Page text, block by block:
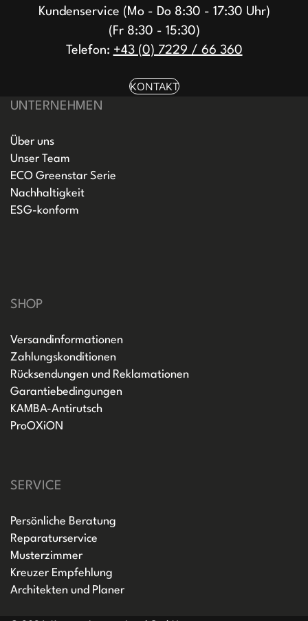
Kundenservice (Mo - Do 8:30 - 17:30 Uhr)
(Fr 8:30 - 15:30)
Telefon: +43 (0) 7229 / 66 360
KONTAKT
UNTERNEHMEN
Über uns
Unser Team
ECO Greenstar Serie
Nachhaltigkeit
ESG-konform
SHOP
Versandinformationen
Zahlungskonditionen
Rücksendungen und Reklamationen
Garantiebedingungen
KAMBA-Antirutsch
ProOXiON
SERVICE
Persönliche Beratung
Reparaturservice
Musterzimmer
Kreuzer Empfehlung
Architekten und Planer